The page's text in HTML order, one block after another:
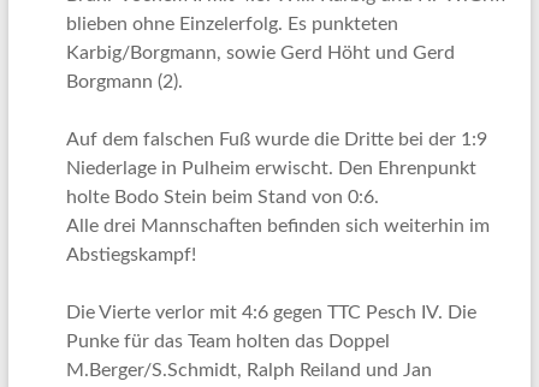
blieben ohne Einzelerfolg. Es punkteten
Karbig/Borgmann, sowie Gerd Höht und Gerd
Borgmann (2).
Auf dem falschen Fuß wurde die Dritte bei der 1:9
Niederlage in Pulheim erwischt. Den Ehrenpunkt
holte Bodo Stein beim Stand von 0:6.
Alle drei Mannschaften befinden sich weiterhin im
Abstiegskampf!
Die Vierte verlor mit 4:6 gegen TTC Pesch IV. Die
Punke für das Team holten das Doppel
M.Berger/S.Schmidt, Ralph Reiland und Jan